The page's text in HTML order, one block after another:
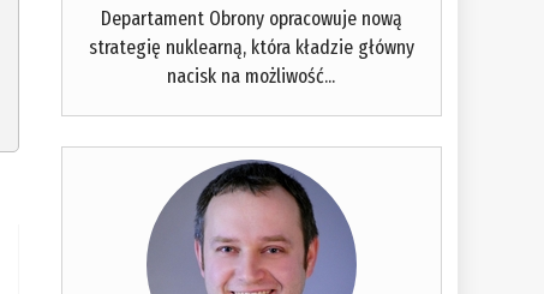
Departament Obrony opracowuje nową
strategię nuklearną, która kładzie główny
nacisk na możliwość...